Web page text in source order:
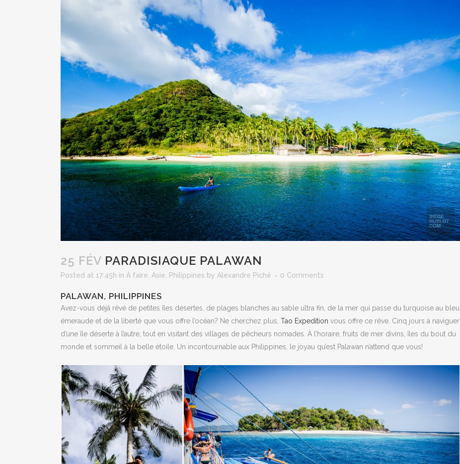
25 FÉV PARADISIAQUE PALAWAN
Posted at 17:45h in À faire Asie Philippines by Alexandre Piché 0 Comments
PALAWAN, PHILIPPINES
Avez-vous déjâ rêvé de petites îles désertes, de plages blanches au sable ultra fin, de la mer qui passe du turquoise au bleu
émeraude et de la liberté que vous offre l’océan? Ne cherchez plus, Tao Expedition vous offre ce rêve. Cinq jours à naviguer
d’une île déserte à l’autre, tout en visitant des villages de pêcheurs nomades. À l’horaire, fruits de mer divins, îles du bout du
monde et sommeil à la belle étoile. Un incontournable aux Philippines, le joyau qu’est Palawan n’attend que vous!